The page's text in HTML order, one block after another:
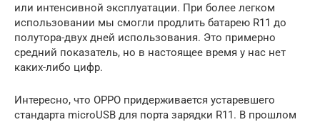
или интенсивной эксплуатации. При более легком
использовании мы смогли продлить батарею R11 до
полутора-двух дней использования. Это примерно
средний показатель, но в настоящее время у нас нет
каких-либо цифр.
Интересно, что OPPO придерживается устаревшего
стандарта microUSB для порта зарядки R11. В прошлом